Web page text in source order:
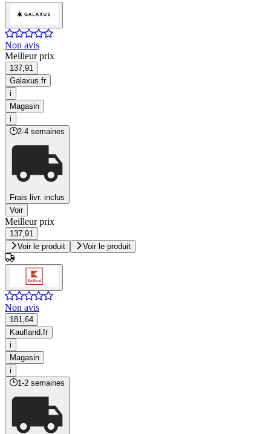
Non avis
Meilleur prix
137,91
Galaxus.fr
i
Magasin
i
2-4 semaines
Frais livr. inclus
Voir
Meilleur prix
137,91
Voir le produit
Voir le produit
Non avis
181,64
Kaufland.fr
i
Magasin
i
1-2 semaines